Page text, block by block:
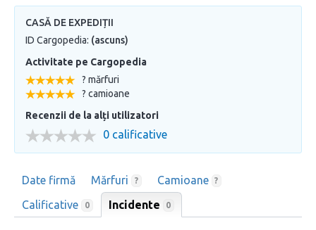
CASĂ DE EXPEDIȚII
ID Cargopedia: (ascuns)
Activitate pe Cargopedia
? mărfuri
? camioane
Recenzii de la alți utilizatori
0 calificative
Date firmă Mărfuri ? Camioane ?
Calificative 0 Incidente 0